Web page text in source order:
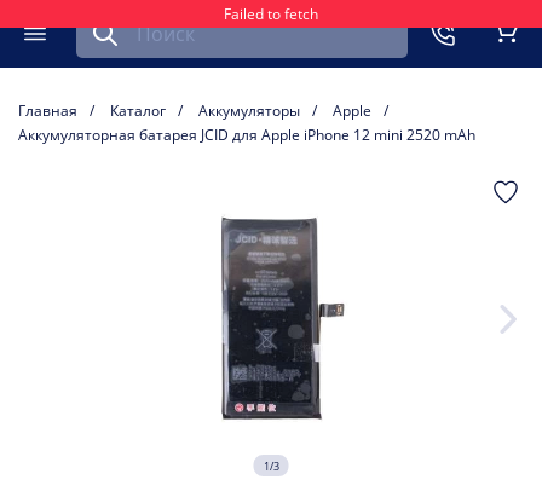
Failed to fetch
Меню
Найти запчасть для мобильного устройства
Главная Каталог Аккумуляторы
Apple
Аккумуляторная батарея JCID для Apple iPhone 12 mini 2520 mAh
1/3